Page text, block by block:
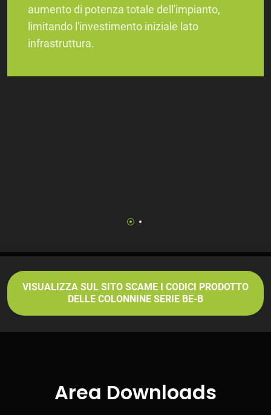
aumento di potenza totale dell'impianto,
limitando l'investimento iniziale lato
infrastruttura.
VISUALIZZA SUL SITO SCAME I CODICI PRODOTTO
DELLE COLONNINE SERIE BE-B
Area Downloads